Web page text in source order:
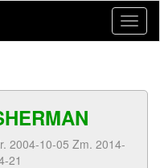
2004-10-05 Zm. 2014-
21